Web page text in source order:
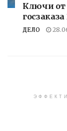
Ключи от
ДЕЛО